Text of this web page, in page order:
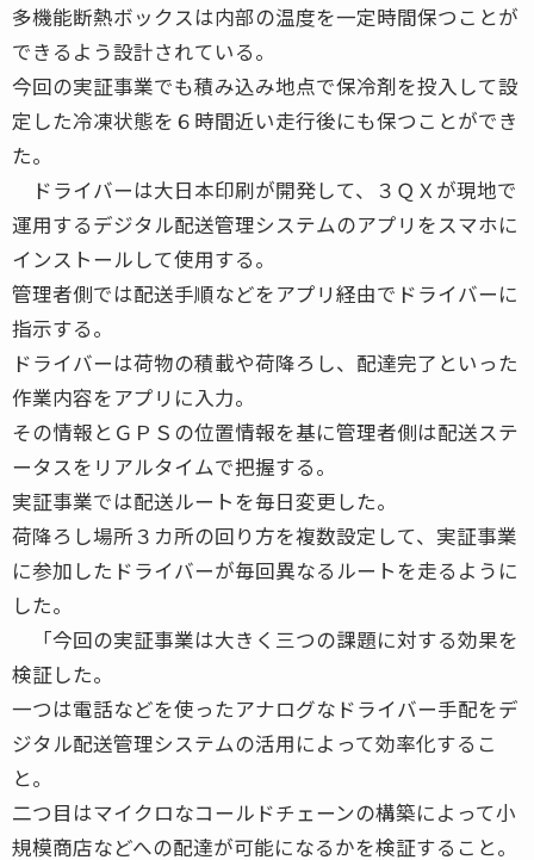
多機能断熱ボックスは内部の温度を一定時間保つことが
できるよう設計されている。
今回の実証事業でも積み込み地点で保冷剤を投入して設
定した冷凍状態を６時間近い走行後にも保つことができ
た。
ドライバーは大日本印刷が開発して、３ＱＸが現地で
運用するデジタル配送管理システムのアプリをスマホに
インストールして使用する。
管理者側では配送手順などをアプリ経由でドライバーに
指示する。
ドライバーは荷物の積載や荷降ろし、配達完了といった
作業内容をアプリに入力。
その情報とＧＰＳの位置情報を基に管理者側は配送ステ
ータスをリアルタイムで把握する。
実証事業では配送ルートを毎日変更した。
荷降ろし場所３カ所の回り方を複数設定して、実証事業
に参加したドライバーが毎回異なるルートを走るように
した。
「今回の実証事業は大きく三つの課題に対する効果を
検証した。
一つは電話などを使ったアナログなドライバー手配をデ
ジタル配送管理システムの活用によって効率化するこ
と。
二つ目はマイクロなコールドチェーンの構築によって小
規模商店などへの配達が可能になるかを検証すること。